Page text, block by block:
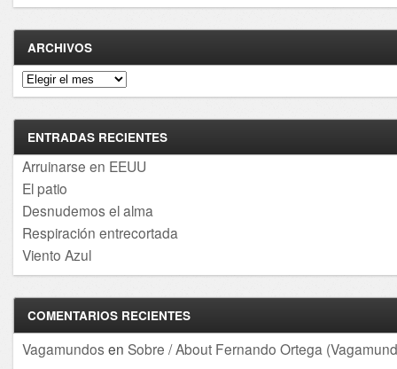
ARCHIVOS
Archivos
ENTRADAS RECIENTES
Arruinarse en EEUU
El patio
Desnudemos el alma
Respiración entrecortada
Viento Azul
COMENTARIOS RECIENTES
Vagamundos en Sobre / About Fernando Ortega